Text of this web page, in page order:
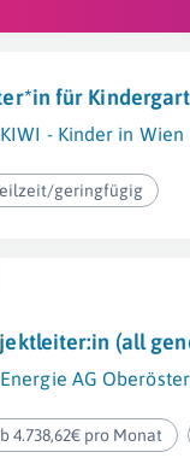
für
KIWI - Kinder in Wien
geringfügig
(all
Energie AG
4.738,62€ pro Monat